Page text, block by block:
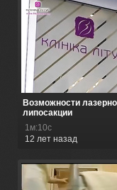
Возможности
липосакции
1м:10с
12 лет назад